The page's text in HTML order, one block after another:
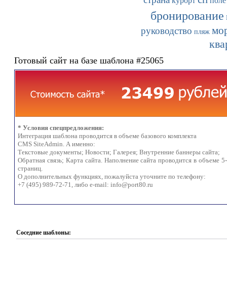
бронирование
руководство пляж
Готовый сайт на базе шаблона #25065
* Условия спецпредложения:
Интеграция шаблона проводится в объеме базового комплекта
CMS SiteAdmin. А именно:
Текстовые документы; Новости; Галерея; Внутренние баннеры сайта;
Обратная связь; Карта сайта. Наполнение сайта проводится в объеме
страниц.
О дополнительных функциях, пожалуйста уточните по телефону:
+7 (495) 989-72-71, либо e-mail: info@port80.ru
Соседние шаблоны: